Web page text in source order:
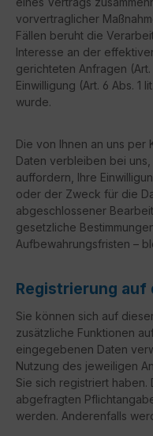
vorvertraglicher
Fällen beruht die
Interesse an der
gerichteten Anfragen
Einwilligung (Art. 6 Abs. 1
wurde.
Die von Ihnen an uns per
Daten verbleiben bei
auffordern, Ihre
oder der Zweck für die
abgeschlossener
gesetzliche
Aufbewahrungsfristen –
Registrierung auf
Sie können sich auf
zusätzliche Funktionen
eingegebenen Daten
Nutzung des jeweiligen
Sie sich registriert
abgefragten
werden. Anderenfalls